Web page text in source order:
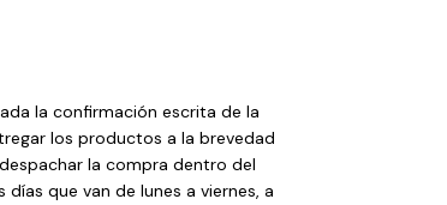
la confirmación escrita de la
los productos a la brevedad
la compra dentro del
que van de lunes a viernes, a